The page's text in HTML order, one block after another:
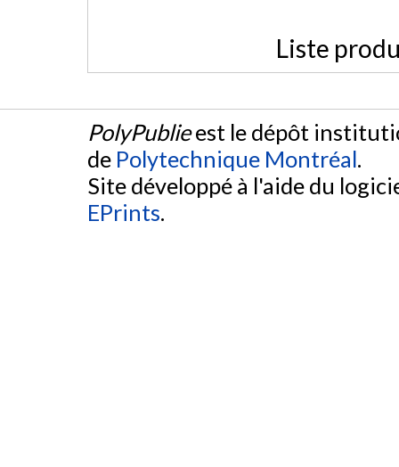
Liste
PolyPublieest le dépôt
de Polytechnique Montréal.
Site développé à l'aide du
EPrints.